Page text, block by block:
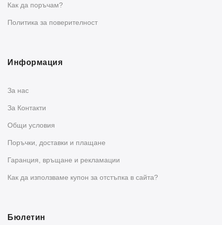
Как да поръчам?
Политика за поверителност
Информация
За нас
За Контакти
Общи условия
Поръчки, доставки и плащане
Гаранция, връщане и рекламации
Как да използваме купон за отстъпка в сайта?
Бюлетин